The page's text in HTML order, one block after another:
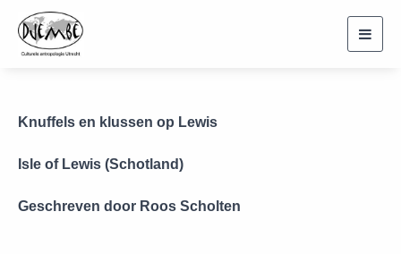
Knuffels en klussen op Lewis
Isle of Lewis (Schotland)
Geschreven door Roos Scholten